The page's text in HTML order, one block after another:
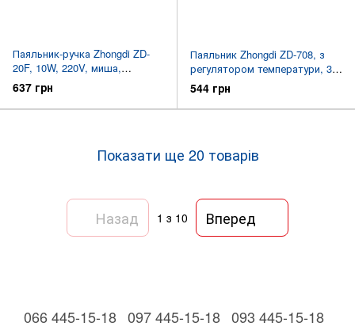
Паяльник-ручка Zhongdi ZD-
20F, 10W, 220V, миша,
підставка, наконечник
637 грн
Паяльник Zhongdi ZD-708, з
регулятором температури, 30-
50W, 220V
544 грн
Показати ще 20 товарів
Назад 1 з 10 Вперед
066 445-15-18 097 445-15-18 093 445-15-18